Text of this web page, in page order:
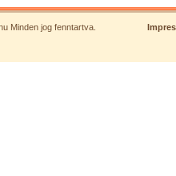
Minden jog fenntartva.